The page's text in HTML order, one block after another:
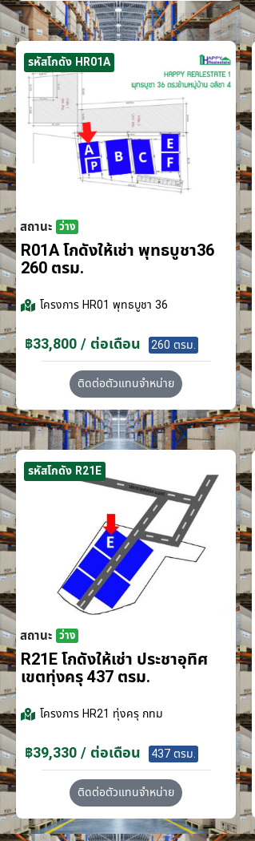
รหัสโกดัง HR01A
สถานะ ว่าง
R01A โกดังให้เช่า พุทธบูชา36
260 ตรม.
โครงการHR01 พุทธบูชา 36
฿33,800 / ต่อเดือน 260 ตรม.
ติดต่อตัวแทนจำหน่าย
รหัสโกดัง R21E
สถานะ ว่าง
R21E โกดังให้เช่า ประชาอุทิศ
เขตทุ่งครุ 437 ตรม.
โครงการHR21 ทุ่งครุ กทม
฿39,330 / ต่อเดือน 437 ตรม.
ติดต่อตัวแทนจำหน่าย